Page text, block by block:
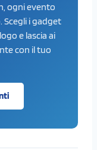
ogni evento
Scegli i gadget
e lascia ai
con il tuo